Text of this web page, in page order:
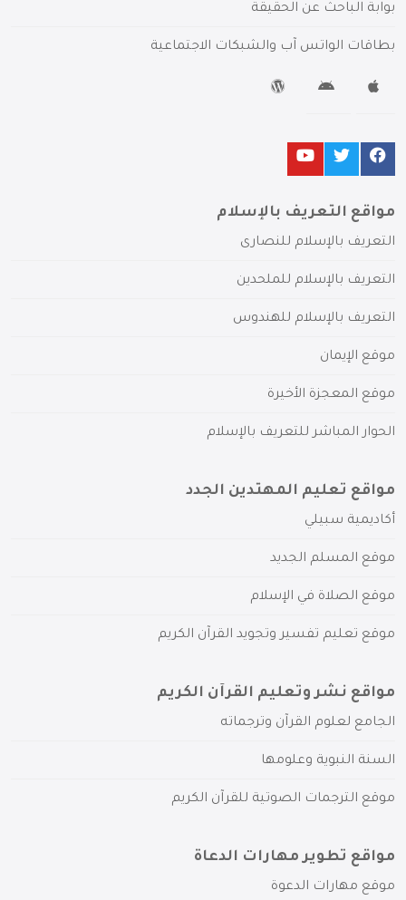
بوابة الباحث عن الحقيقة
بطاقات الواتس آب والشبكات الاجتماعية
مواقع التعريف بالإسلام
التعريف بالإسلام للنصارى
التعريف بالإسلام للملحدين
التعريف بالإسلام للهندوس
موقع الإيمان
موقع المعجزة الأخيرة
الحوار المباشر للتعريف بالإسلام
مواقع تعليم المهتدين الجدد
أكاديمية سبيلي
موقع المسلم الجديد
موقع الصلاة في الإسلام
موقع تعليم تفسير وتجويد القرآن الكريم
مواقع نشر وتعليم القرآن الكريم
الجامع لعلوم القرآن وترجماته
السنة النبوية وعلومها
موقع الترجمات الصوتية للقرآن الكريم
مواقع تطوير مهارات الدعاة
موقع مهارات الدعوة